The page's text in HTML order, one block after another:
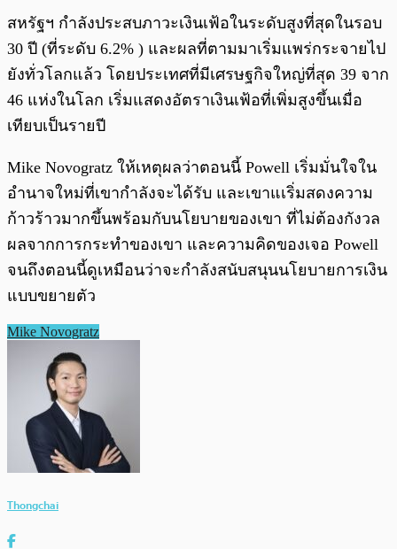
สหรัฐฯ กำลังประสบภาวะเงินเฟ้อในระดับสูงที่สุดในรอบ
30 ปี (ที่ระดับ 6.2% ) และผลที่ตามมาเริ่มแพร่กระจายไป
ยังทั่วโลกแล้ว โดยประเทศที่มีเศรษฐกิจใหญ่ที่สุด 39 จาก
46 แห่งในโลก เริ่มแสดงอัตราเงินเฟ้อที่เพิ่มสูงขึ้นเมื่อ
เทียบเป็นรายปี
Mike Novogratz ให้เหตุผลว่าตอนนี้ Powell เริ่มมั่นใจใน
อำนาจใหม่ที่เขากำลังจะได้รับ และเขาแเริ่มสดงความ
ก้าวร้าวมากขึ้นพร้อมกับนโยบายของเขา ที่ไม่ต้องกังวล
ผลจากการกระทำของเขา และความคิดของเจอ Powell
จนถึงตอนนี้ดูเหมือนว่าจะกำลังสนับสนุนนโยบายการเงิน
แบบขยายตัว
Mike Novogratz
Thongchai